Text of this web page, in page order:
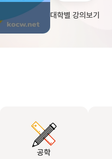
대학별 강의보기
공학